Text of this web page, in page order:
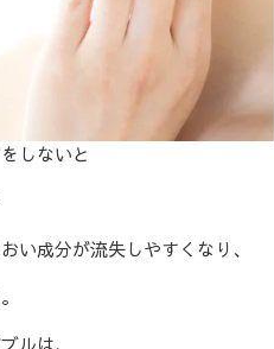
しないと
い成分が流失しやすくなり、
ルは、